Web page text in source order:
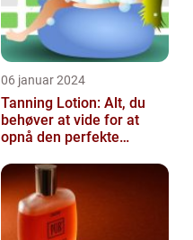
06 januar 2024
Tanning Lotion: Alt, du
behøver at vide for at
opnå den perfekte